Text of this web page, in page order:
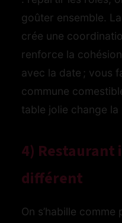
goûter ensemble. La
crée une
renforce la
avec la date ; vous
commune
table jolie change
4)
différent
On s’habille